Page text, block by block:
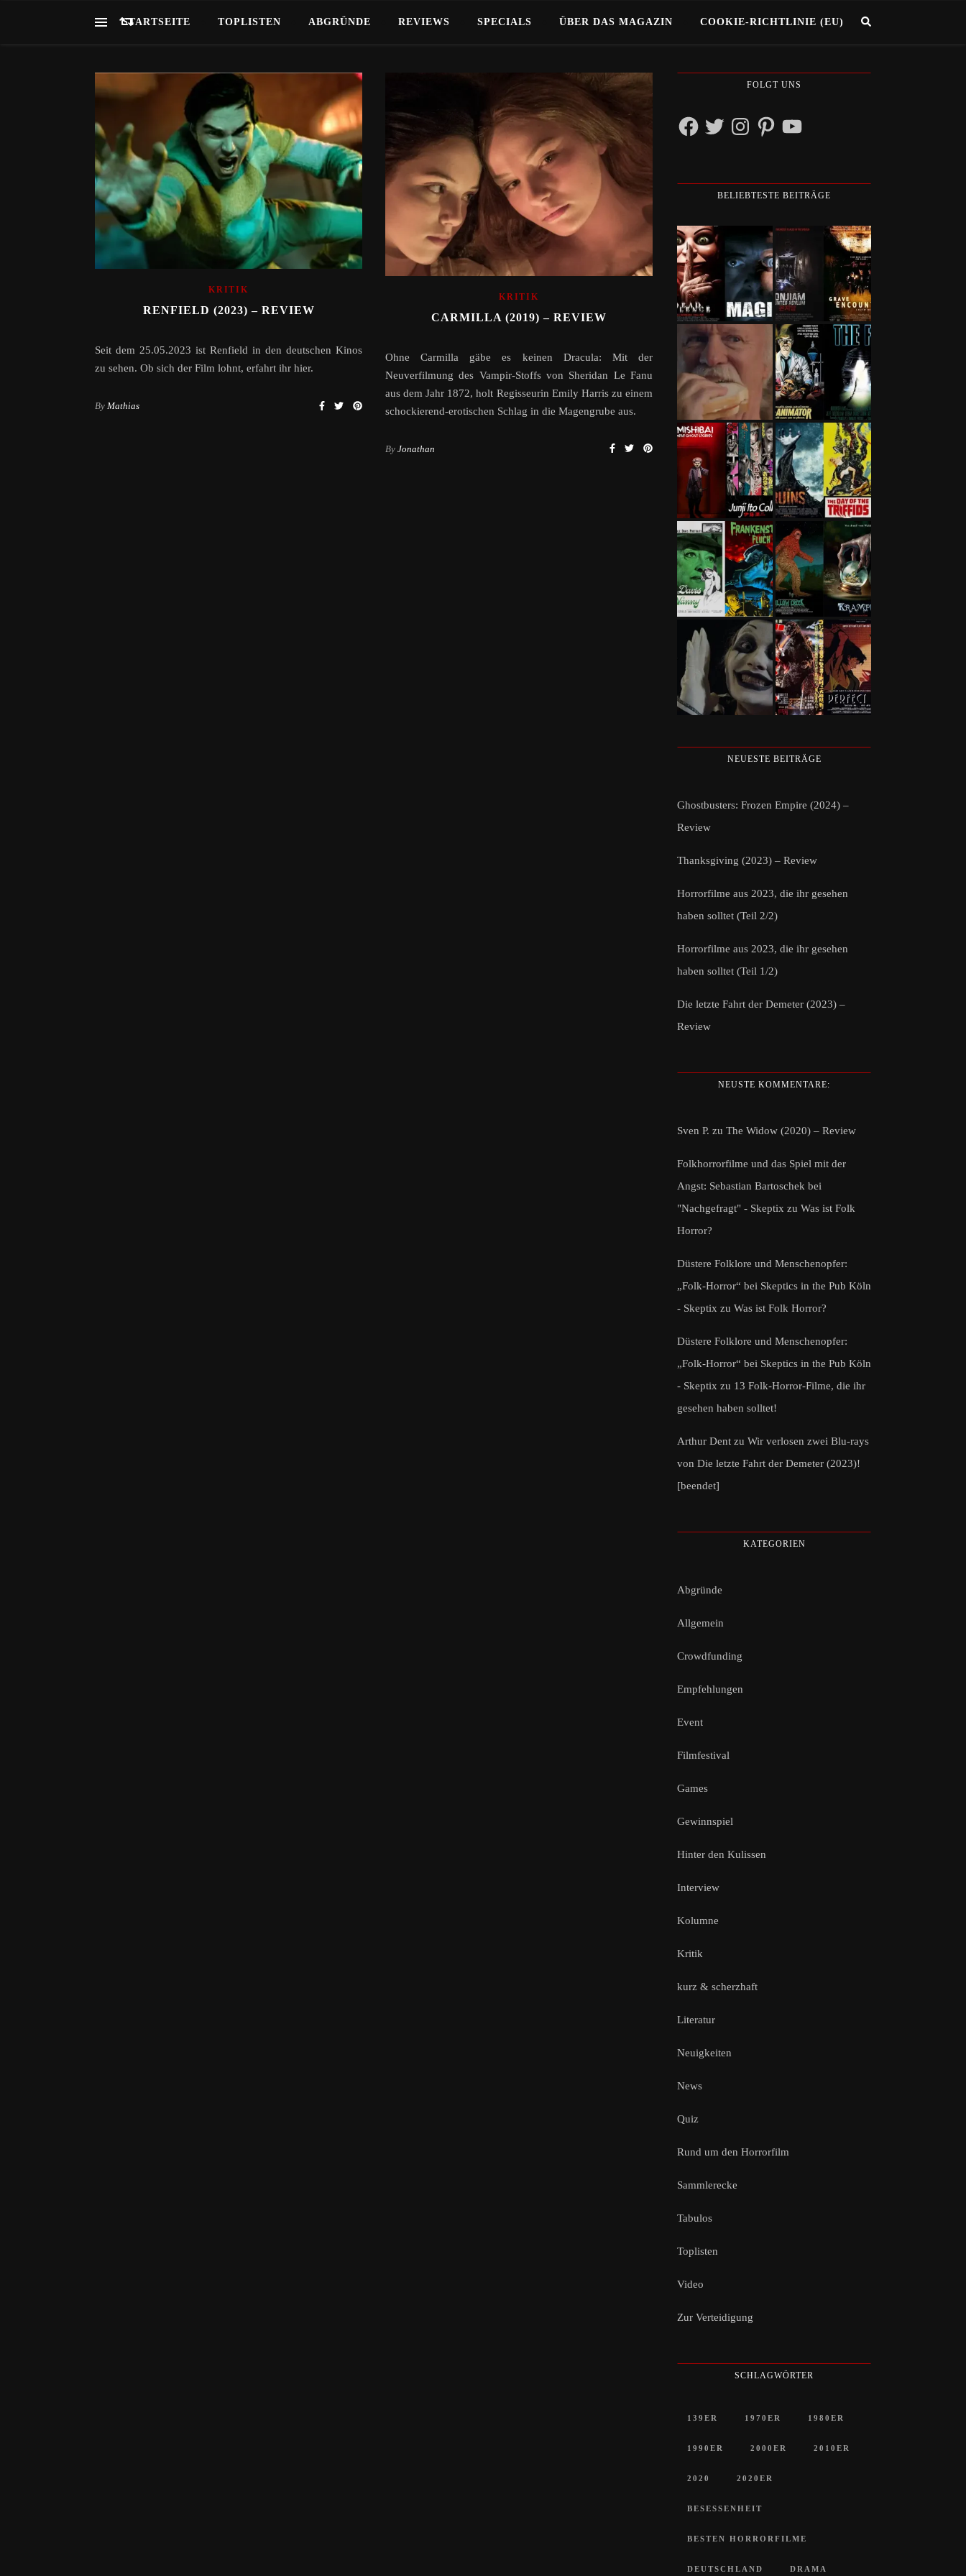
STARTSEITE TOPLISTEN ABGRÜNDE REVIEWS SPECIALS ÜBER DAS MAGAZIN COOKIE-RICHTLINIE (EU)
KRITIK
RENFIELD (2023) – REVIEW
Seit dem 25.05.2023 ist Renfield in den deutschen Kinos
zu sehen. Ob sich der Film lohnt, erfahrt ihr hier.
By Mathias
KRITIK
CARMILLA (2019) – REVIEW
Ohne Carmilla gäbe es keinen Dracula: Mit der
Neuverfilmung des Vampir-Stoffs von Sheridan Le Fanu
aus dem Jahr 1872, holt Regisseurin Emily Harris zu einem
schockierend-erotischen Schlag in die Magengrube aus.
By Jonathan
FOLGT UNS
FacebookTwitterInstagramPinterestYouTube
BELIEBTESTE BEITRÄGE
NEUESTE BEITRÄGE
Ghostbusters: Frozen Empire (2024) –
Review
Thanksgiving (2023) – Review
Horrorfilme aus 2023, die ihr gesehen
haben solltet (Teil 2/2)
Horrorfilme aus 2023, die ihr gesehen
haben solltet (Teil 1/2)
Die letzte Fahrt der Demeter (2023) –
Review
NEUSTE KOMMENTARE:
Sven P. zu The Widow (2020) – Review
Folkhorrorfilme und das Spiel mit der
Angst: Sebastian Bartoschek bei
"Nachgefragt" - Skeptix zu Was ist Folk
Horror?
Düstere Folklore und Menschenopfer:
„Folk-Horror“ bei Skeptics in the Pub Köln
- Skeptix zu Was ist Folk Horror?
Düstere Folklore und Menschenopfer:
„Folk-Horror“ bei Skeptics in the Pub Köln
- Skeptix zu 13 Folk-Horror-Filme, die ihr
gesehen haben solltet!
Arthur Dent zu Wir verlosen zwei Blu-rays
von Die letzte Fahrt der Demeter (2023)!
[beendet]
KATEGORIEN
Abgründe
Allgemein
Crowdfunding
Empfehlungen
Event
Filmfestival
Games
Gewinnspiel
Hinter den Kulissen
Interview
Kolumne
Kritik
kurz & scherzhaft
Literatur
Neuigkeiten
News
Quiz
Rund um den Horrorfilm
Sammlerecke
Tabulos
Toplisten
Video
Zur Verteidigung
SCHLAGWÖRTER
139ER 1970ER 1980ER
1990ER 2000ER 2010ER
2020 2020ER
BESESSENHEIT
BESTEN HORRORFILME
DEUTSCHLAND DRAMA